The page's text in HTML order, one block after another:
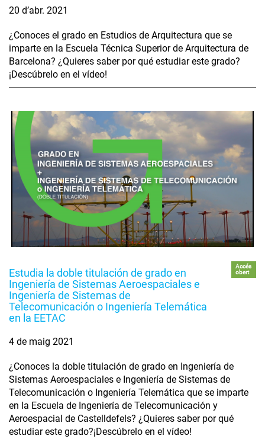
20 d’abr. 2021
¿Conoces el grado en Estudios de Arquitectura que se
imparte en la Escuela Técnica Superior de Arquitectura de
Barcelona? ¿Quieres saber por qué estudiar este grado?
¡Descúbrelo en el vídeo!
Estudia la doble titulación de grado en
Ingeniería de Sistemas Aeroespaciales e
Ingeniería de Sistemas de
Telecomunicación o Ingeniería Telemática
en la EETAC
Accés
obert
4 de maig 2021
¿Conoces la doble titulación de grado en Ingeniería de
Sistemas Aeroespaciales e Ingeniería de Sistemas de
Telecomunicación o Ingeniería Telemática que se imparte
en la Escuela de Ingeniería de Telecomunicación y
Aeroespacial de Castelldefels? ¿Quieres saber por qué
estudiar este grado?¡Descúbrelo en el vídeo!